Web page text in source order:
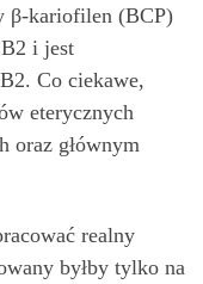
β-kariofilen (BCP)
i jest
Co ciekawe,
eterycznych
oraz głównym
realny
byłby tylko na